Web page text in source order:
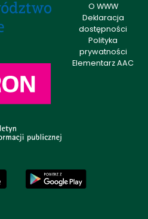
O WWW
Deklaracja
dostępności
Polityka
prywatności
Elementarz AAC